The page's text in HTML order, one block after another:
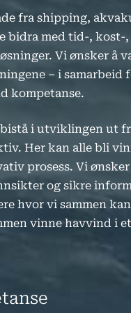
fra shipping,
bidra med tid-, kost-,
Vi ønsker å
– i samarbeid
kompetanse.
bistå i utviklingen ut
Her kan alle bli
prosess. Vi ønsker
og sikre
hvor vi sammen
vinne havvind i